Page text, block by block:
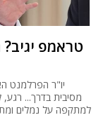
טראמפ
יו"ר הפרלמנט
מסיבית בדרך...
למתקפה על נמלים